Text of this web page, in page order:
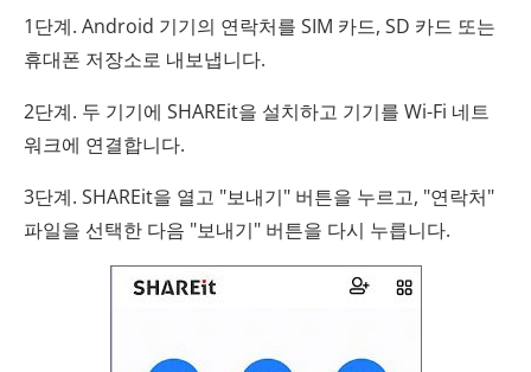
1단계. Android 기기의 연락처를 SIM 카드, SD 카드 또는
휴대폰 저장소로 내보냅니다.
2단계. 두 기기에 SHAREit을 설치하고 기기를 Wi-Fi 네트
워크에 연결합니다.
3단계. SHAREit을 열고 "보내기" 버튼을 누르고, "연락처"
파일을 선택한 다음 "보내기" 버튼을 다시 누릅니다.